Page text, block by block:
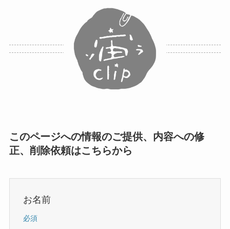
このページへの情報のご提供、内容への修
正、削除依頼はこちらから
お名前
必須